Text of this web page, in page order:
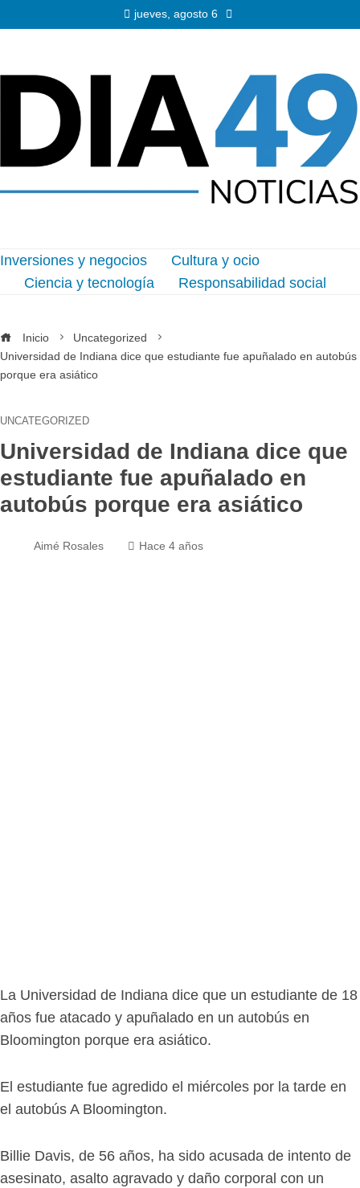
jueves, agosto 6
Inversiones y negocios
Cultura y ocio
Ciencia y tecnología
Responsabilidad social
Inicio
Uncategorized
Universidad de Indiana dice que estudiante fue apuñalado en autobús
porque era asiático
UNCATEGORIZED
Universidad de Indiana dice que
estudiante fue apuñalado en
autobús porque era asiático
Aimé Rosales Hace 4 años
La Universidad de Indiana dice que un estudiante de 18
años fue atacado y apuñalado en un autobús en
Bloomington porque era asiático.
El estudiante fue agredido el miércoles por la tarde en
el autobús A Bloomington.
Billie Davis, de 56 años, ha sido acusada de intento de
asesinato, asalto agravado y daño corporal con un